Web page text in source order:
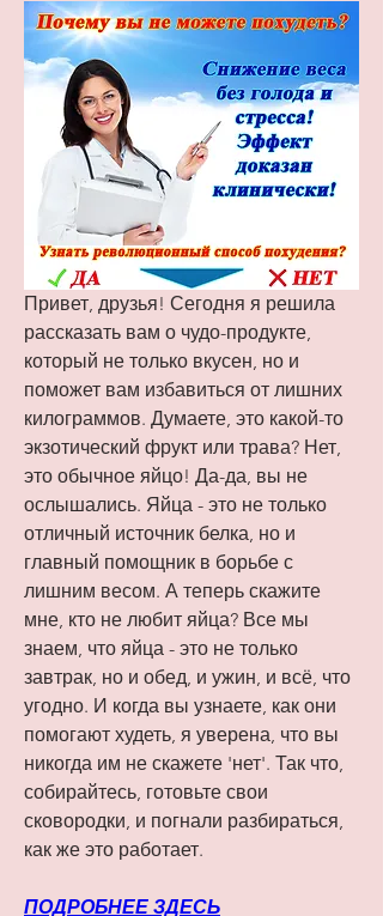
Привет, друзья! Сегодня я решила
рассказать вам о чудо-продукте,
который не только вкусен, но и
поможет вам избавиться от лишних
килограммов. Думаете, это какой-то
экзотический фрукт или трава? Нет,
это обычное яйцо! Да-да, вы не
ослышались. Яйца - это не только
отличный источник белка, но и
главный помощник в борьбе с
лишним весом. А теперь скажите
мне, кто не любит яйца? Все мы
знаем, что яйца - это не только
завтрак, но и обед, и ужин, и всё, что
угодно. И когда вы узнаете, как они
помогают худеть, я уверена, что вы
никогда им не скажете 'нет'. Так что,
собирайтесь, готовьте свои
сковородки, и погнали разбираться,
как же это работает.
ПОДРОБНЕЕ ЗДЕСЬ